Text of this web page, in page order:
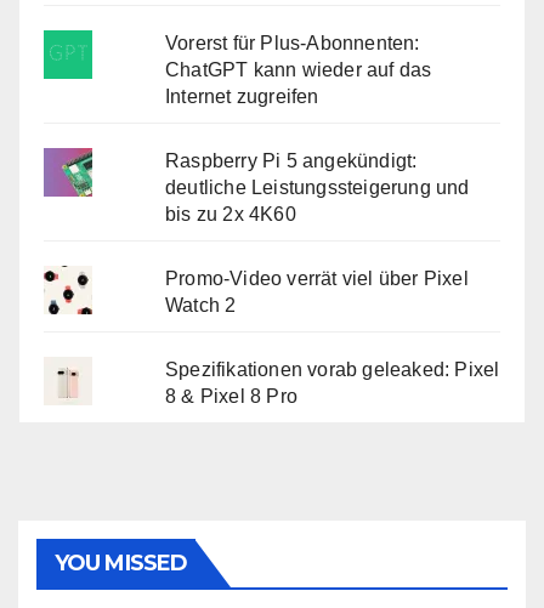
Vorerst für Plus-Abonnenten:
ChatGPT kann wieder auf das
Internet zugreifen
Raspberry Pi 5 angekündigt:
deutliche Leistungssteigerung und
bis zu 2x 4K60
Promo-Video verrät viel über Pixel
Watch 2
Spezifikationen vorab geleaked: Pixel
8 & Pixel 8 Pro
YOU MISSED